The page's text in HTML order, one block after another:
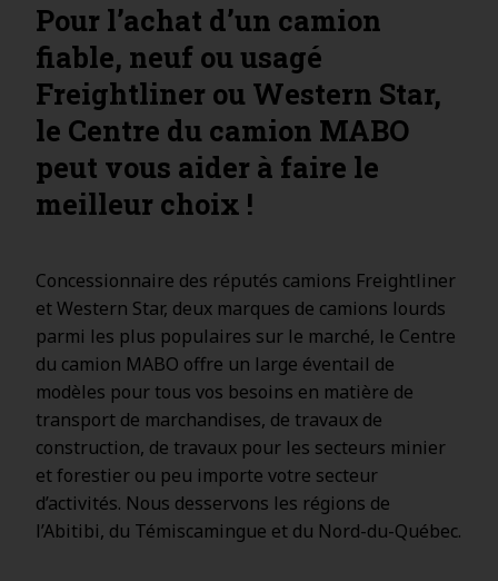
Pour l’achat d’un camion
fiable, neuf ou usagé
Freightliner ou Western Star,
le Centre du camion MABO
peut vous aider à faire le
meilleur choix !
Concessionnaire des réputés camions Freightliner
et Western Star, deux marques de camions lourds
parmi les plus populaires sur le marché, le Centre
du camion MABO offre un large éventail de
modèles pour tous vos besoins en matière de
transport de marchandises, de travaux de
construction, de travaux pour les secteurs minier
et forestier ou peu importe votre secteur
d’activités. Nous desservons les régions de
l’Abitibi, du Témiscamingue et du Nord-du-Québec.